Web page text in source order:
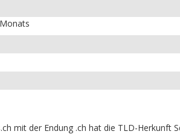
mit der Endung .ch hat die TLD-Herkunft